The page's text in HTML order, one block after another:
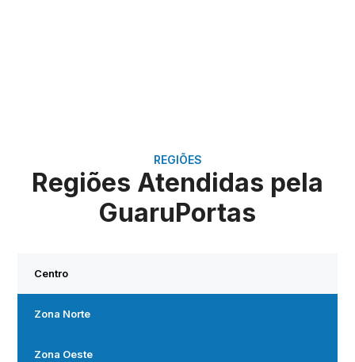
REGIÕES
Regiões Atendidas pela
GuaruPortas
Centro
Zona Norte
Zona Oeste